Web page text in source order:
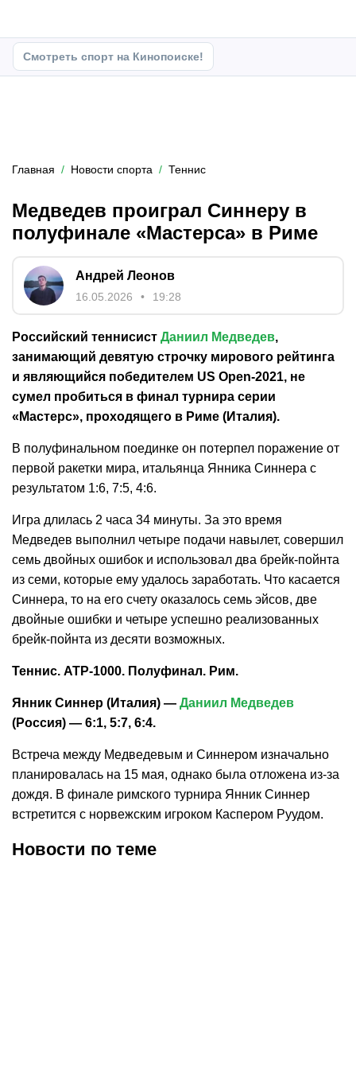
Смотреть спорт на Кинопоиске!
Главная Новости спорта Теннис
Медведев проиграл Синнеру в
полуфинале «Мастерса» в Риме
Андрей Леонов
16.05.2026 19:28
Российский теннисист Даниил Медведев,
занимающий девятую строчку мирового рейтинга
и являющийся победителем US Open-2021, не
сумел пробиться в финал турнира серии
«Мастерс», проходящего в Риме (Италия).
В полуфинальном поединке он потерпел поражение от
первой ракетки мира, итальянца Янника Синнера с
результатом 1:6, 7:5, 4:6.
Игра длилась 2 часа 34 минуты. За это время
Медведев выполнил четыре подачи навылет, совершил
семь двойных ошибок и использовал два брейк-пойнта
из семи, которые ему удалось заработать. Что касается
Синнера, то на его счету оказалось семь эйсов, две
двойные ошибки и четыре успешно реализованных
брейк-пойнта из десяти возможных.
Теннис. ATP-1000. Полуфинал. Рим.
Янник Синнер (Италия) — Даниил Медведев
(Россия) — 6:1, 5:7, 6:4.
Встреча между Медведевым и Синнером изначально
планировалась на 15 мая, однако была отложена из-за
дождя. В финале римского турнира Янник Синнер
встретится с норвежским игроком Каспером Руудом.
Новости по теме